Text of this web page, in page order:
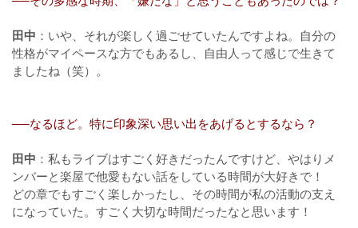
田中 ：いや、それが楽しく過ごせていたんですよね。自分の
性格がマイペースな方でもあるし、自由人って感じで生きて
ましたね（笑）。
──なるほど。特に印象深い思い出をあげるとするなら？
田中 ：私もライブはすごく好きだったんですけど、やはりメ
ンバーと楽屋で他愛もない話をしている時間が大好きで！
どの章でもすごく楽しかったし、その時間が私の活動の支え
になっていた。すごく大切な時間だったなと思います！